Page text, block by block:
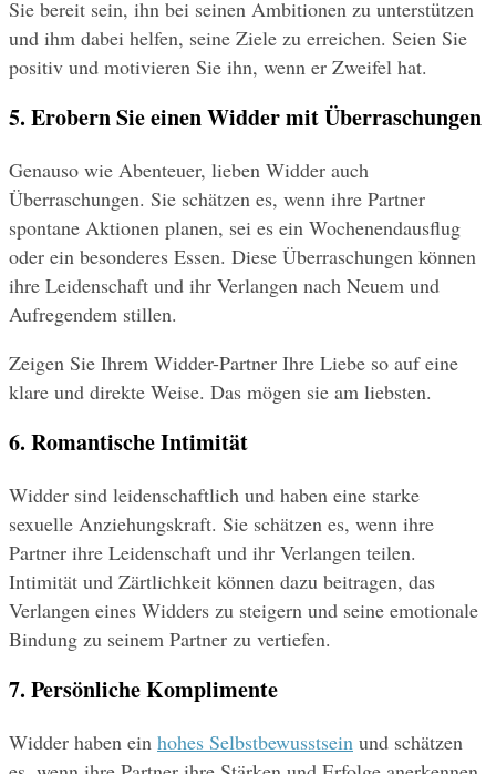
Sie bereit sein, ihn bei seinen Ambitionen zu unterstützen
und ihm dabei helfen, seine Ziele zu erreichen. Seien Sie
positiv und motivieren Sie ihn, wenn er Zweifel hat.
5. Erobern Sie einen Widder mit Überraschungen
Genauso wie Abenteuer, lieben Widder auch
Überraschungen. Sie schätzen es, wenn ihre Partner
spontane Aktionen planen, sei es ein Wochenendausflug
oder ein besonderes Essen. Diese Überraschungen können
ihre Leidenschaft und ihr Verlangen nach Neuem und
Aufregendem stillen.
Zeigen Sie Ihrem Widder-Partner Ihre Liebe so auf eine
klare und direkte Weise. Das mögen sie am liebsten.
6. Romantische Intimität
Widder sind leidenschaftlich und haben eine starke
sexuelle Anziehungskraft. Sie schätzen es, wenn ihre
Partner ihre Leidenschaft und ihr Verlangen teilen.
Intimität und Zärtlichkeit können dazu beitragen, das
Verlangen eines Widders zu steigern und seine emotionale
Bindung zu seinem Partner zu vertiefen.
7. Persönliche Komplimente
Widder haben ein hohes Selbstbewusstsein und schätzen